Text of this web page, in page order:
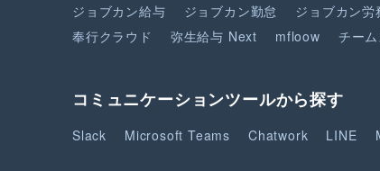
ジョブカン給与
ジョブカン勤怠 ジョブカン労
奉行クラウド
弥生給与 Next mfloow チー
コミュニケーションツールから探す
Slack Microsoft Teams Chatwork LINE